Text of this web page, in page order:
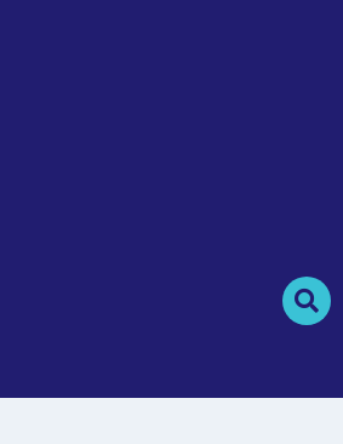
narzędzi